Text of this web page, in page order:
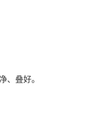
、叠好。